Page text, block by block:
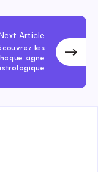
Article
les
signe